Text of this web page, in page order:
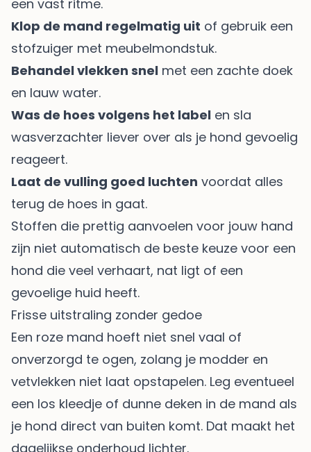
een vast ritme.
Klop de mand regelmatig uit of gebruik een
stofzuiger met meubelmondstuk.
Behandel vlekken snel met een zachte doek
en lauw water.
Was de hoes volgens het label en sla
wasverzachter liever over als je hond gevoelig
reageert.
Laat de vulling goed luchten voordat alles
terug de hoes in gaat.
Stoffen die prettig aanvoelen voor jouw hand
zijn niet automatisch de beste keuze voor een
hond die veel verhaart, nat ligt of een
gevoelige huid heeft.
Frisse uitstraling zonder gedoe
Een roze mand hoeft niet snel vaal of
onverzorgd te ogen, zolang je modder en
vetvlekken niet laat opstapelen. Leg eventueel
een los kleedje of dunne deken in de mand als
je hond direct van buiten komt. Dat maakt het
dagelijkse onderhoud lichter.